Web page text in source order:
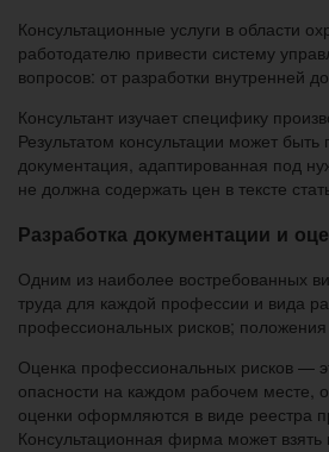
Консультационные услуги в области
работодателю привести систему
вопросов: от разработки внутренней
Консультант изучает специфику
Результатом консультации может
документация, адаптированная под
не должна содержать цен в тексте
Разработка документации и
Одним из наиболее востребованных
труда для каждой профессии и вида
профессиональных рисков;
Оценка профессиональных рисков —
опасности на каждом рабочем месте,
оценки оформляются в виде реестра
Консультационная фирма может